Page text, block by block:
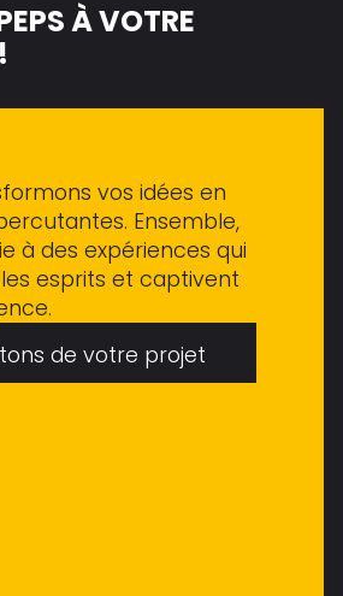
À VOTRE
vos idées en
Ensemble,
à des expériences qui
esprits et captivent
de votre projet